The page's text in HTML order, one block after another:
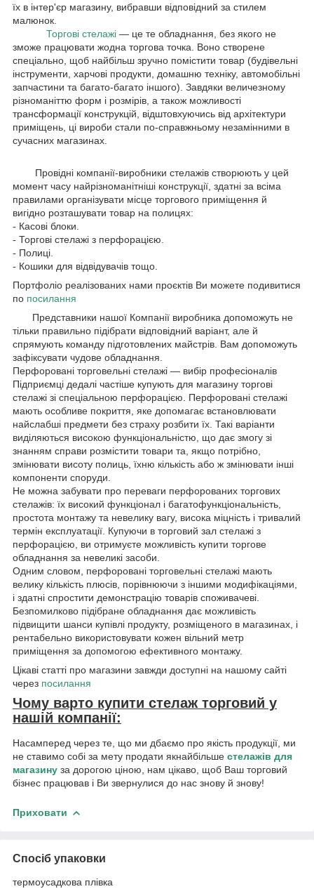
їх в інтер'єр магазину, вибравши відповідний за стилем
малюнок.
Торгові стелажі — це те обладнання, без якого не
зможе працювати жодна торгова точка. Воно створене
спеціально, щоб найбільш зручно помістити товар (будівельні
інструменти, харчові продукти, домашню техніку, автомобільні
запчастини та багато-багато іншого). Завдяки величезному
різноманіттю форм і розмірів, а також можливості
трансформації конструкцій, відштовхуючись від архітектури
приміщень, ці вироби стали по-справжньому незамінними в
сучасних магазинах.
Провідні компанії-виробники стелажів створюють у цей
момент часу найрізноманітніші конструкції, здатні за всіма
правилами організувати місце торгового приміщення й
вигідно розташувати товар на полицях:
- Касові блоки.
- Торгові стелажі з перфорацією.
- Полиці.
- Кошики для відвідувачів тощо.
Портфоліо реалізованих нами проєктів Ви можете подивитися
по посилання
Представники нашої Компанії виробника допоможуть не
тільки правильно підібрати відповідний варіант, але й
спрямують команду підготовлених майстрів. Вам допоможуть
зафіксувати чудове обладнання.
Перфоровані торговельні стелажі — вибір професіоналів
Підприємці дедалі частіше купують для магазину торгові
стелажі зі спеціальною перфорацією. Перфоровані стелажі
мають особливе покриття, яке допомагає встановлювати
найслабші предмети без страху розбити їх. Такі варіанти
виділяються високою функціональністю, що дає змогу зі
знанням справи розмістити товари та, якщо потрібно,
змінювати висоту полиць, їхню кількість або ж змінювати інші
компоненти споруди.
Не можна забувати про переваги перфорованих торгових
стелажів: їх високий функціонал і багатофункціональність,
простота монтажу та невелику вагу, висока міцність і тривалий
термін експлуатації. Купуючи в торговий зал стелажі з
перфорацією, ви отримуєте можливість купити торгове
обладнання за невеликі засоби.
Одним словом, перфоровані торговельні стелажі мають
велику кількість плюсів, порівнюючи з іншими модифікаціями,
і здатні спростити демонстрацію товарів споживачеві.
Безпомилково підібране обладнання дає можливість
підвищити шанси купівлі продукту, розміщеного в магазинах, і
рентабельно використовувати кожен вільний метр
приміщення за допомогою ефективного монтажу.
Цікаві статті про магазини завжди доступні на нашому сайті
через посилання
Чому варто купити стелаж торговий у
нашій компанії:
Насамперед через те, що ми дбаємо про якість продукції, ми
не ставимо собі за мету продати якнайбільше стелажів для
магазину за дорогою ціною, нам цікаво, щоб Ваш торговий
бізнес працював і Ви звернулися до нас знову й знову!
Приховати
Спосіб упаковки
термоусадкова плівка